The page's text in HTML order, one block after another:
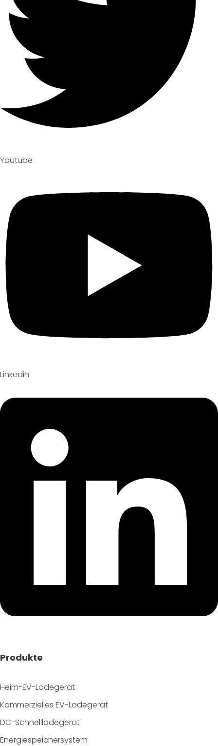
Youtube
Linkedin
Produkte
Heim-EV-Ladegerät
Kommerzielles EV-Ladegerät
DC-Schnellladegerät
Energiespeichersystem